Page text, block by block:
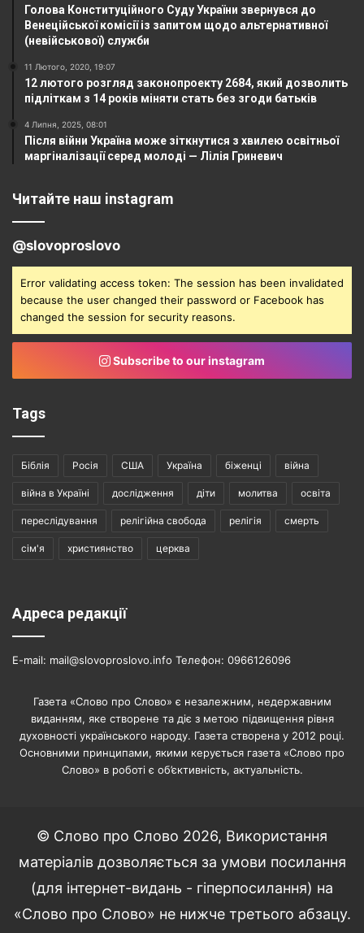
Голова Конституційного Суду України звернувся до
Венеційської комісії із запитом щодо альтернативної
(невійськової) служби
11 Лютого, 2020, 19:07
12 лютого розгляд законопроекту 2684, який дозволить
підліткам з 14 років міняти стать без згоди батьків
4 Липня, 2025, 08:01
Після війни Україна може зіткнутися з хвилею освітньої
маргіналізації серед молоді — Лілія Гриневич
Читайте наш instagram
@slovoproslovo
Error validating access token: The session has been invalidated
because the user changed their password or Facebook has
changed the session for security reasons.
Subscribe to our instagram
Tags
Біблія Росія США Україна біженці війна
війна в Україні дослідження діти молитва освіта
переслідування релігійна свобода релігія смерть
сім'я християнство церква
Адреса редакції
E-mail: mail@slovoproslovo.info Телефон: 0966126096
Газета «Слово про Слово» є незалежним, недержавним
виданням, яке створене та діє з метою підвищення рівня
духовності українського народу. Газета створена у 2012 році.
Основними принципами, якими керується газета «Слово про
Слово» в роботі є об’єктивність, актуальність.
© Слово про Слово 2026, Використання
матеріалів дозволяється за умови посилання
(для інтернет-видань - гіперпосилання) на
«Слово про Слово» не нижче третього абзацу.